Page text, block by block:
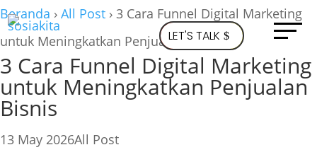
LET'S TALK
Beranda › All Post › 3 Cara Funnel Digital Marketing
untuk Meningkatkan Penjualan Bisnis
3 Cara Funnel Digital Marketing
untuk Meningkatkan Penjualan
Bisnis
13 May 2026All Post